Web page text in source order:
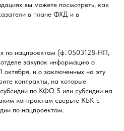
вы можете посмотреть, как
в плане ФХД и в
по нацпроектам (ф. 0503128-НП,
закупок информацию о
октября, и о заключенных на эту
контракты, на которые
по КФО 5 или субсидии на
контрактам сверьте КБК с
по нацпроектам.